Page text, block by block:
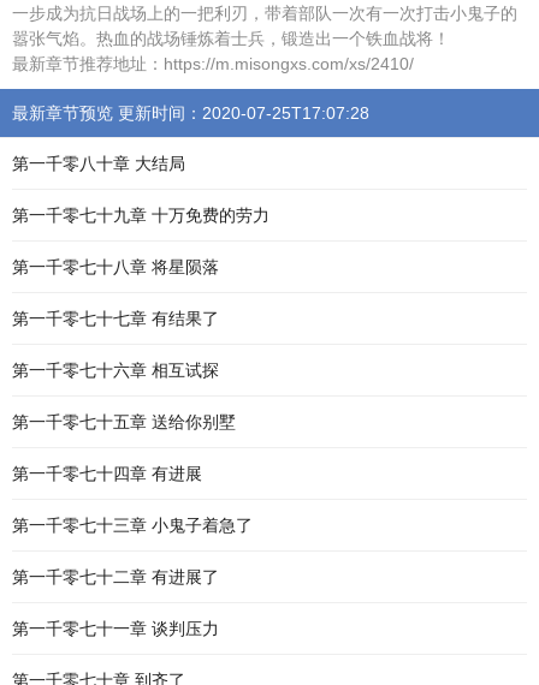
一步成为抗日战场上的一把利刃，带着部队一次有一次打击小鬼子的
嚣张气焰。热血的战场锤炼着士兵，锻造出一个铁血战将！
最新章节推荐地址：https://m.misongxs.com/xs/2410/
最新章节预览 更新时间：2020-07-25T17:07:28
第一千零八十章 大结局
第一千零七十九章 十万免费的劳力
第一千零七十八章 将星陨落
第一千零七十七章 有结果了
第一千零七十六章 相互试探
第一千零七十五章 送给你别墅
第一千零七十四章 有进展
第一千零七十三章 小鬼子着急了
第一千零七十二章 有进展了
第一千零七十一章 谈判压力
第一千零七十章 到齐了